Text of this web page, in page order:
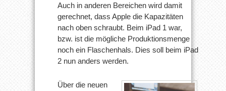
Auch in anderen Bereichen wird damit
gerechnet, dass Apple die Kapazitäten
nach oben schraubt. Beim iPad 1 war,
bzw. ist die mögliche Produktionsmenge
noch ein Flaschenhals. Dies soll beim iPad
2 nun anders werden.
Über die neuen